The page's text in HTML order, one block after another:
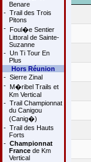
Benare
- Trail des Trois
Pitons
- Foul�e Sentier
Littoral de Sainte-
Suzanne
- Un Ti Tour En
Plus
Hors Réunion
- Sierre Zinal
- M�ribel Trails et
Km Vertical
- Trail Championnat
du Canigou
(Canig�)
- Trail des Hauts
Forts
- Championnat
Francede Km
Vertical